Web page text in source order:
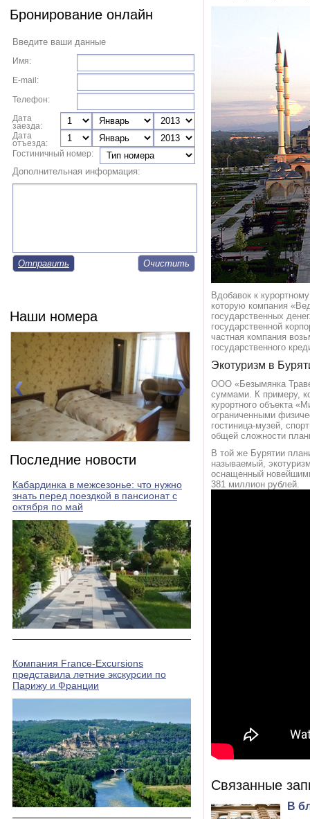
Бронирование онлайн
Введите ваши данные
Имя:
E-mail:
Телефон:
Дата
заезда:
Дата
отъезда:
Гостиничный номер:
Дополнительная информация:
Отправить
Наши номера
Последние новости
Кабардинка в межсезонье: что нужно
знать перед поездкой в пансионат с
октября по май
Компания France-Excursions
представила летние экскурсии по
Парижу и Франции
Вдобавок к
которую компания
государственных
государственной
частная компания
государственного
Экотуризм в
ООО «Безымянка
суммами. К примеру,
курортного объекта
ограниченными
гостиница-музей,
общей сложности
В той же Бурятии
называемый,
оснащенный
381 миллион рублей.
Связанные
В